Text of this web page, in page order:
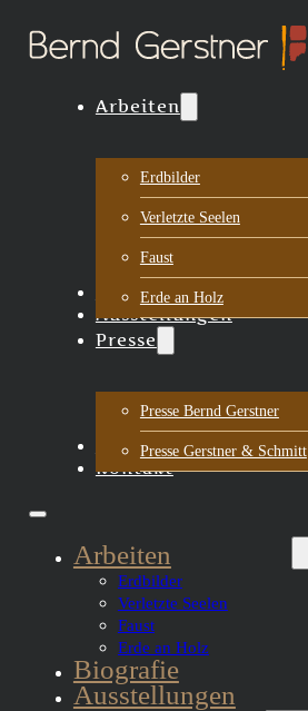
Arbeiten
Erdbilder
Verletzte Seelen
Faust
Erde an Holz
Biografie
Ausstellungen
Presse
Presse Bernd Gerstner
Presse Gerstner & Schmitt
Aktuelles
Kontakt
Arbeiten
Erdbilder
Verletzte Seelen
Faust
Erde an Holz
Biografie
Ausstellungen